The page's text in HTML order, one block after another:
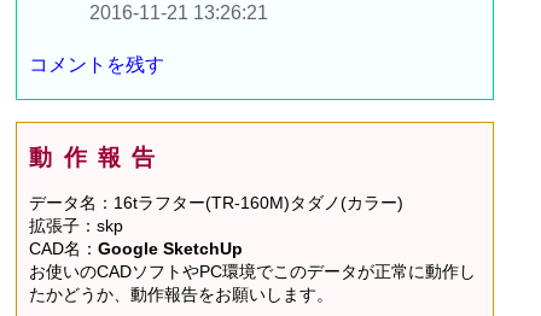
2016-11-21 13:26:21
コメントを残す
動作報告
データ名：16tラフター(TR-160M)タダノ(カラー)
拡張子：skp
CAD名：Google SketchUp
お使いのCADソフトやPC環境でこのデータが正常に動作し
たかどうか、動作報告をお願いします。